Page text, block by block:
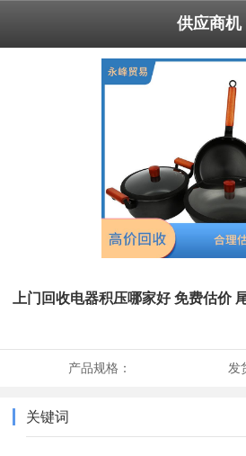
供应商机
上门回收电器积压哪家好 免费估价
产品规格： 发
关键词